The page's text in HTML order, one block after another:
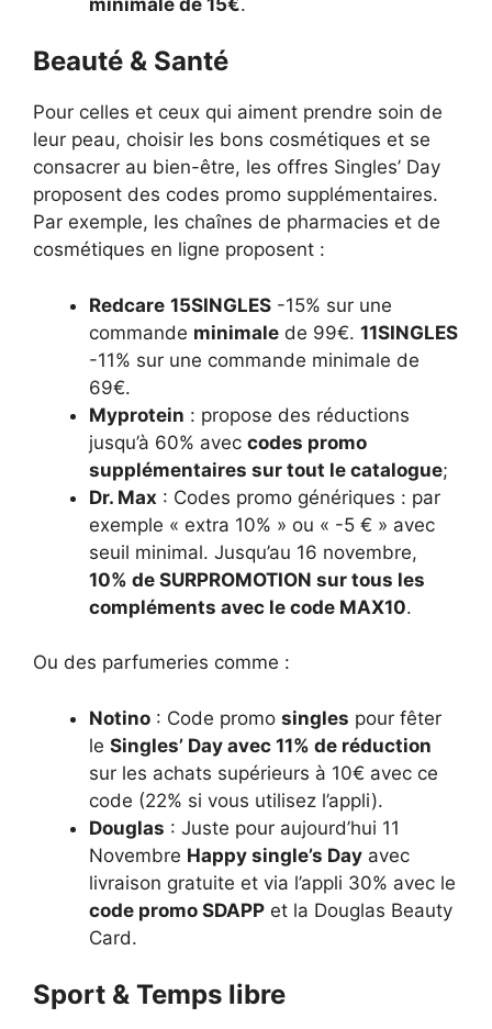
Beauté & Santé
Pour celles et ceux qui aiment prendre soin de
leur peau, choisir les bons cosmétiques et se
consacrer au bien-être, les offres Singles’ Day
proposent des codes promo supplémentaires.
Par exemple, les chaînes de pharmacies et de
cosmétiques en ligne proposent :
Redcare 15SINGLES -15% sur une
commande minimale de 99€. 11SINGLES
-11% sur une commande minimale de
69€.
Myprotein : propose des réductions
jusqu’à 60% avec codes promo
supplémentaires sur tout le catalogue;
Dr. Max : Codes promo génériques : par
exemple « extra 10% » ou « -5 € » avec
seuil minimal. Jusqu’au 16 novembre,
10% de SURPROMOTION sur tous les
compléments avec le code MAX10.
Ou des parfumeries comme :
Notino : Code promo singles pour fêter
le Singles’ Day avec 11% de réduction
sur les achats supérieurs à 10€ avec ce
code (22% si vous utilisez l’appli).
Douglas : Juste pour aujourd’hui 11
Novembre Happy single’s Day avec
livraison gratuite et via l’appli 30% avec le
code promo SDAPP et la Douglas Beauty
Card.
Sport & Temps libre